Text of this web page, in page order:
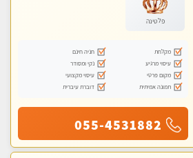
פלטינה
מקלחת
חניה חינם
עיסוי מרגיע
נקי ומסודר
מקום פרטי
עיסוי מקצועי
תמונה אמיתית
דוברת עיברית
055-4531882